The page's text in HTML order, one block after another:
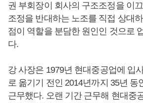
권 부회장이 회사의 구조조정을 이
조정을 반대하는 노조를 직접 상대
점이 역할을 분담한 원인인 것으로
다.
강 사장은 1979년 현대중공업에 입
로 옮기기 전인 2014년까지 35년 동
근무했다. 오랜 기간 근무해 현대중